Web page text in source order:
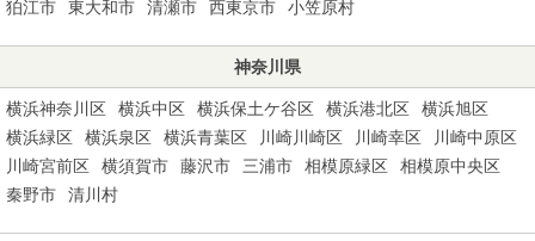
狛江市 東大和市 清瀬市 西東京市 小笠原村
神奈川県
横浜神奈川区 横浜中区 横浜保土ケ谷区 横浜港北区
横浜旭区
横浜緑区
横浜泉区 横浜青葉区 川崎川崎区 川崎幸区
川崎中原区
川崎宮前区
横須賀市 藤沢市 三浦市 相模原緑区
相模原中央区
秦野市
清川村